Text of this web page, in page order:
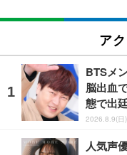
ア
BTSメ
脳出血
態で出
2026.8.9(日
人気声